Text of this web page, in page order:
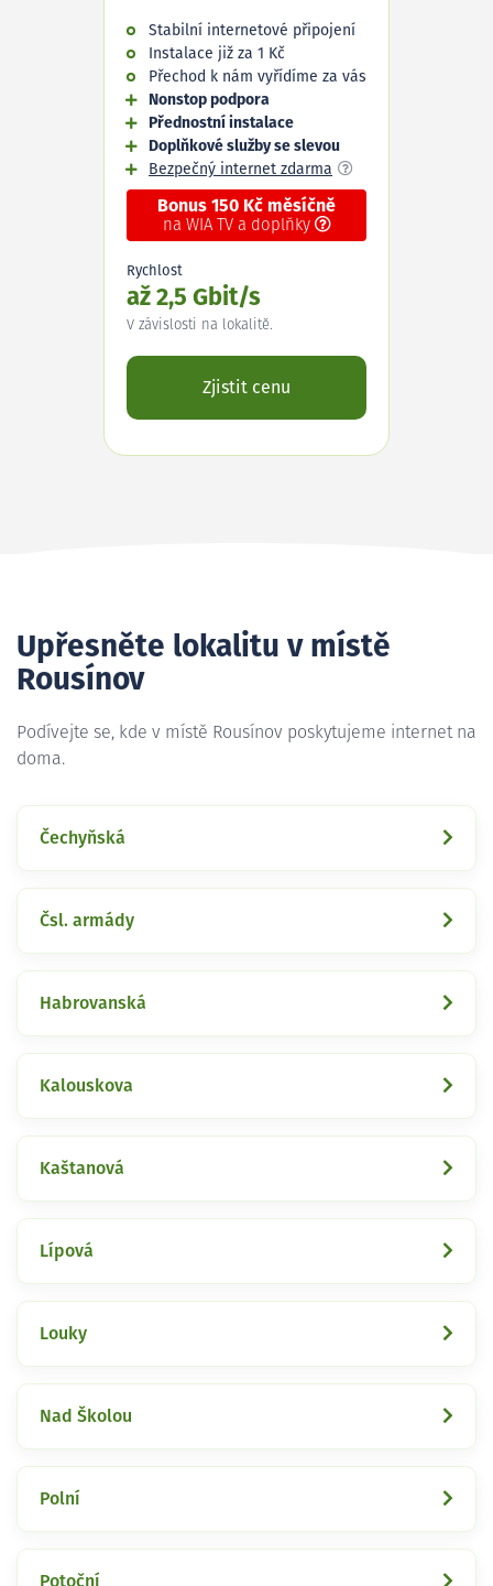
Stabilní internetové připojení
Instalace již za 1 Kč
Přechod k nám vyřídíme za vás
Nonstop podpora
Přednostní instalace
Doplňkové služby se slevou
Bezpečný internet zdarma
Bonus 150 Kč měsíčně
na WIA TV a doplňky
Rychlost
až 2,5 Gbit/s
V závislosti na lokalitě.
Zjistit cenu
Upřesněte lokalitu v místě
Rousínov
Podívejte se, kde v místě Rousínov poskytujeme internet na
doma.
Čechyňská
Čsl. armády
Habrovanská
Kalouskova
Kaštanová
Lípová
Louky
Nad Školou
Polní
Potoční